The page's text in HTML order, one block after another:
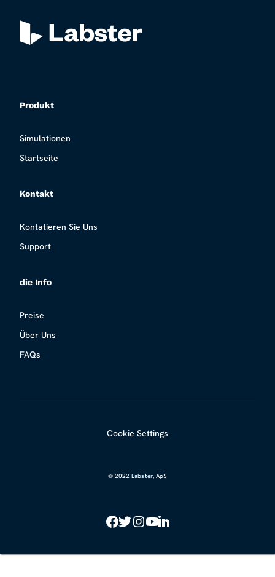
Produkt
Simulationen
Startseite
Kontakt
Kontatieren Sie Uns
Support
die Info
Preise
Über Uns
FAQs
Cookie Settings
© 2022 Labster, ApS